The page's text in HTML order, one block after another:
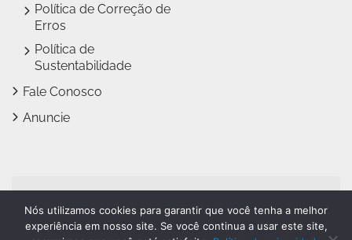
Política de Correção de
Erros
Política de
Sustentabilidade
Fale Conosco
Anuncie
Jundiaí Notícias faz parte
doGrupo Novo Dia
Nós utilizamos cookies para garantir que você tenha a melhor
experiência em nosso site. Se você continua a usar este site,